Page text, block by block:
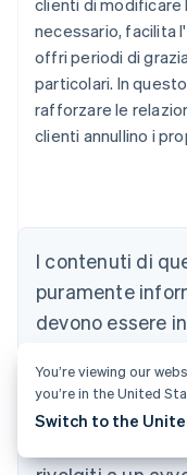
clienti di
necessario, facilita
offri periodi di
particolari. In
rafforzare le
clienti annullino i
I contenuti di
puramente
devono essere
o fiscale.
la
delle
English
DeutschEnglish
Belgio
Brasile
PortuguêsEnglish
Bulgaria
English
Canada
You’re viewing our
you’re in the United
Switch to the